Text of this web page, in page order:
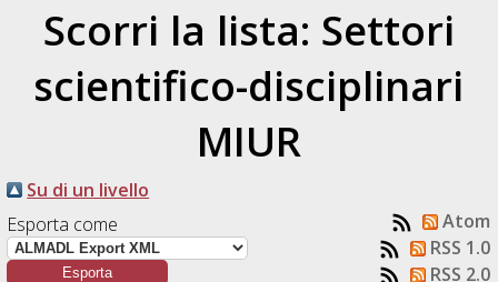
Scorri la lista: Settori
scientifico-disciplinari
MIUR
Su di un livello
Esporta come
Atom
RSS 1.0
RSS 2.0